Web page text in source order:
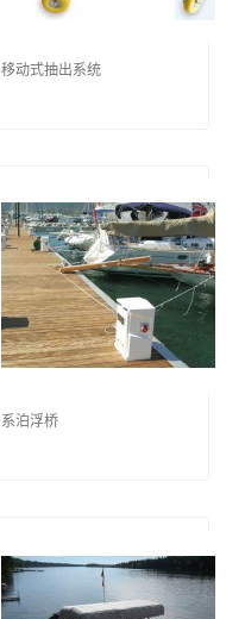
移动式抽出系统
系泊浮桥